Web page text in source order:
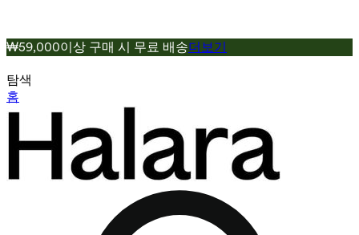
₩59,000이상 구매 시 무료 배송더보기
탐색
홈